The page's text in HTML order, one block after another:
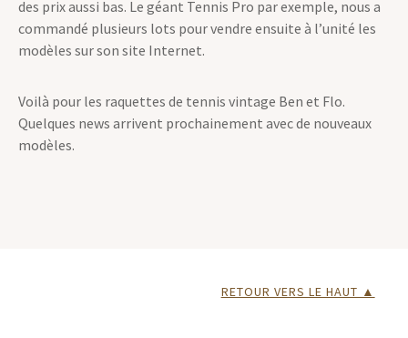
des prix aussi bas. Le géant Tennis Pro par exemple, nous a
commandé plusieurs lots pour vendre ensuite à l’unité les
modèles sur son site Internet.
Voilà pour les raquettes de tennis vintage Ben et Flo.
Quelques news arrivent prochainement avec de nouveaux
modèles.
RETOUR VERS LE HAUT ▲